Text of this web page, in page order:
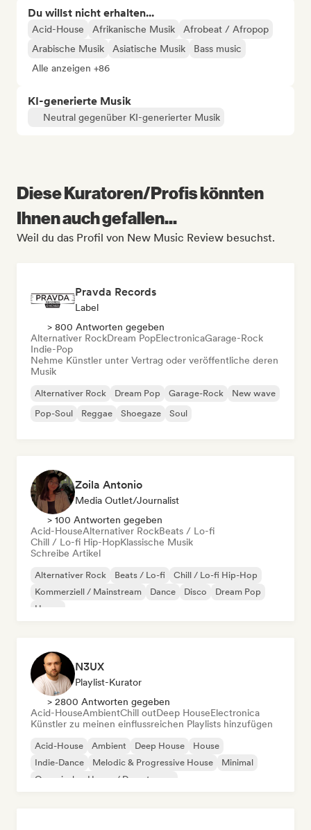
Du willst nicht erhalten...
Acid-House Afrikanische Musik
Afrobeat / Afropop
Arabische Musik
Asiatische Musik
Bass music
Alle anzeigen +86
KI-generierte Musik
Neutral gegenüber KI-generierter Musik
Diese Kuratoren/Profis könnten
Ihnen auch gefallen...
Weil du das Profil von New Music Review besuchst.
Pravda Records
Label
> 800 Antworten gegeben
Alternativer RockDream PopElectronicaGarage-Rock
Indie-Pop
Nehme Künstler unter Vertrag oder veröffentliche deren
Musik
Alternativer Rock Dream Pop Garage-Rock
New wave
Pop-Soul
Reggae Shoegaze Soul
Zoila Antonio
Media Outlet/Journalist
> 100 Antworten gegeben
Acid-HouseAlternativer RockBeats / Lo-fi
Chill / Lo-fi Hip-HopKlassische Musik
Schreibe Artikel
Alternativer Rock Beats / Lo-fi
Chill / Lo-fi Hip-Hop
Kommerziell / Mainstream
Dance Disco
Dream Pop
House
N3UX
Playlist-Kurator
> 2800 Antworten gegeben
Acid-HouseAmbientChill outDeep HouseElectronica
Künstler zu meinen einflussreichen Playlists hinzufügen
Acid-House Ambient Deep House
House
Indie-Dance
Melodic & Progressive House
Minimal
Organischer House / Downtempo